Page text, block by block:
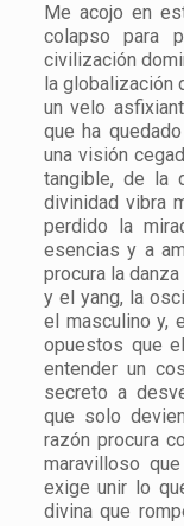
Me acojo en
colapso para
civilización
la globalización
un velo
que ha
una visión
tangible, de la
divinidad vibra
perdido la
esencias y a
procura la
y el yang, la
el masculino y,
opuestos que
entender un
secreto a
que solo
razón procura
maravilloso
exige unir lo
divina que